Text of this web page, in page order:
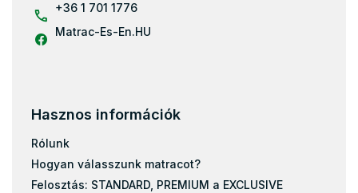
+36 1 701 1776
Matrac-Es-En.HU
Hasznos információk
Rólunk
Hogyan válasszunk matracot?
Felosztás: STANDARD, PREMIUM a EXCLUSIVE